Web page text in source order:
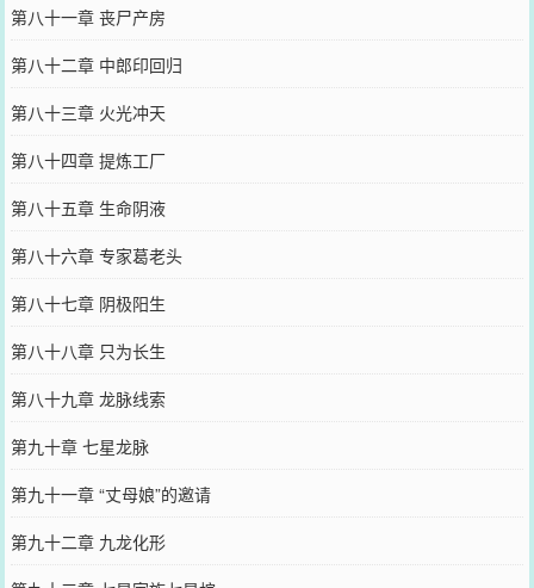
第八十一章 丧尸产房
第八十二章 中郎印回归
第八十三章 火光冲天
第八十四章 提炼工厂
第八十五章 生命阴液
第八十六章 专家葛老头
第八十七章 阴极阳生
第八十八章 只为长生
第八十九章 龙脉线索
第九十章 七星龙脉
第九十一章 “丈母娘”的邀请
第九十二章 九龙化形